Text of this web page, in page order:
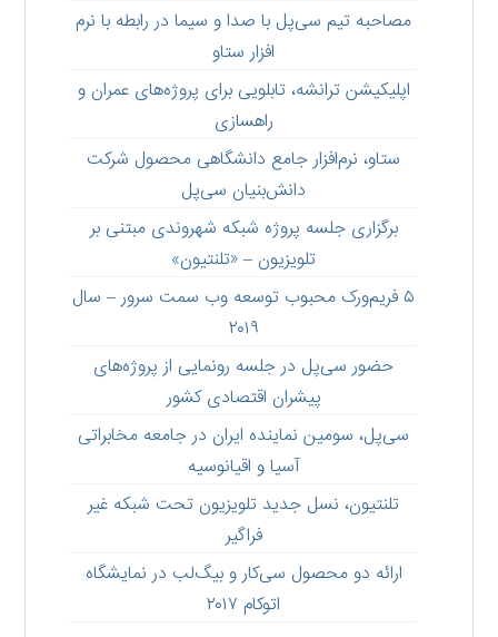
مصاحبه تیم سی‌پل با صدا و سیما در رابطه با نرم
افزار ستاو
اپلیکیشن ترانشه، تابلویی برای پروژه‌های عمران و
راهسازی
ستاو،‌ نرم‌افزار جامع دانشگاهی محصول شرکت
دانش‌بنیان سی‌پل
برگزاری جلسه پروژه شبکه شهروندی مبتنی بر
تلویزیون – «تلنتیون»
۵ فریم‌ورک محبوب توسعه وب سمت سرور – سال
۲۰۱۹
حضور سی‌پل در جلسه رونمایی از پروژه‌های
پیشران اقتصادی کشور
سی‌پل، سومین نماینده ایران در جامعه مخابراتی
آسیا و اقیانوسیه
تلنتیون، نسل جدید تلویزیون تحت شبکه غیر
فراگیر
ارائه دو محصول سی‌کار و بیگ‌لب در نمایشگاه
اتوکام ۲۰۱۷